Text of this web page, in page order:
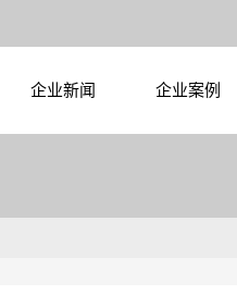
企业新闻 企业案例